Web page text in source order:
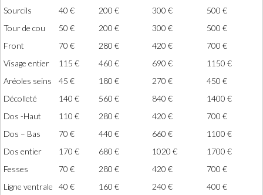
Sourcils
40 € 200 € 300 €
500 €
Tour de cou
50 € 200 € 300 €
500 €
Front
70 € 280 € 420 €
700 €
Visage entier
115 € 460 € 690 €
1150 €
Aréoles seins
45 € 180 € 270 €
450 €
Décolleté
140 € 560 € 840 €
1400 €
Dos -Haut
110 € 280 € 420 €
700 €
Dos – Bas
70 € 440 € 660 €
1100 €
Dos entier
170 € 680 € 1020 €
1700 €
Fesses
70 € 280 € 420 €
700 €
Ligne ventrale
40 € 160 € 240 €
400 €